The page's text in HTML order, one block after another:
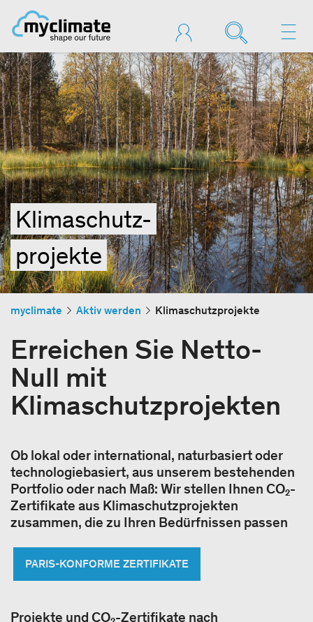
Klimaschutz-
projekte
myclimate Aktiv werden Klimaschutzprojekte
Erreichen Sie Netto-
Null mit
Klimaschutzprojekten
Ob lokal oder international, naturbasiert oder
technologiebasiert, aus unserem bestehenden
Portfolio oder nach Maß: Wir stellen Ihnen CO₂-
Zertifikate aus Klimaschutzprojekten
zusammen, die zu Ihren Bedürfnissen passen
PARIS-KONFORME ZERTIFIKATE
Projekte und CO₂-Zertifikate nach